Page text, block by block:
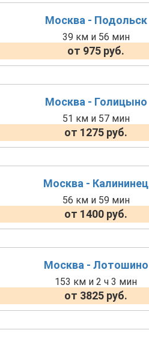
Москва - Подольск
39 км и 56 мин
от 975 руб.
Москва - Голицыно
51 км и 57 мин
от 1275 руб.
Москва - Калининец
56 км и 59 мин
от 1400 руб.
Москва - Лотошино
153 км и 2 ч 3 мин
от 3825 руб.